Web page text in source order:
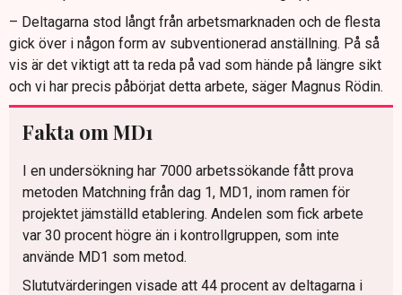
– Deltagarna stod långt från arbetsmarknaden och de flesta
gick över i någon form av subventionerad anställning. På så
vis är det viktigt att ta reda på vad som hände på längre sikt
och vi har precis påbörjat detta arbete, säger Magnus Rödin.
Fakta om MD1
I en undersökning har 7000 arbetssökande fått prova
metoden Matchning från dag 1, MD1, inom ramen för
projektet jämställd etablering. Andelen som fick arbete
var 30 procent högre än i kontrollgruppen, som inte
använde MD1 som metod.
Slututvärderingen visade att 44 procent av deltagarna i